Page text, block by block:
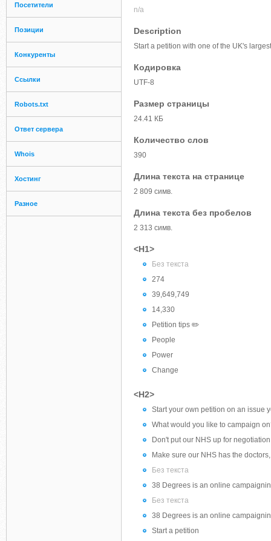
Посетители
Позиции
Конкуренты
Ссылки
Robots.txt
Ответ сервера
Whois
Хостинг
Разное
n/a
Description
Start a petition with one of the UK's
Кодировка
UTF-8
Размер страницы
24.41 КБ
Количество слов
390
Длина текста на странице
2 809 симв.
Длина текста без пробелов
2 313 симв.
<H1>
Без текста
274
39,649,749
14,330
Petition tips ✏️
People
Power
Change
<H2>
Start your own petition on an issue
What would you like to campaign
Don't put our NHS up for negotiation
Make sure our NHS has the
Без текста
38 Degrees is an online
Без текста
38 Degrees is an online
Start a petition